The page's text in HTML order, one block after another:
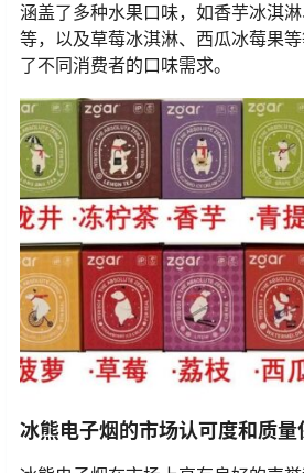
涵盖了多种水果口味，如香芋冰淇
等，以及草莓冰淇淋、西瓜冰莓果
了不同消费者的口味需求。
冰熊电子烟的市场认可度和质量